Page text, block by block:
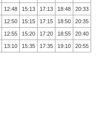
12:48 15:13 17:13 18:48 20:33
12:50 15:15 17:15 18:50 20:35
12:55 15:20 17:20 18:55 20:40
13:10 15:35 17:35 19:10 20:55
12:48 15:13 17:13 18:48 20:33
12:50 15:15 17:15 18:50 20:35
12:55 15:20 17:20 18:55 20:40
13:10 15:35 17:35 19:10 20:55